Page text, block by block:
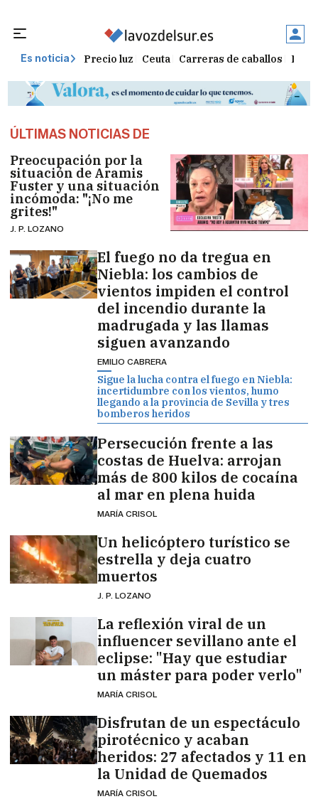
Es noticia Precio luz Ceuta Carreras de caballos
ÚLTIMAS NOTICIAS DE
Preocupación por la
situación de Aramis
Fuster y una situación
incómoda: "¡No me
grites!"
J. P. LOZANO
El fuego no da tregua en
Niebla: los cambios de
vientos impiden el control
del incendio durante la
madrugada y las llamas
siguen avanzando
EMILIO CABRERA
Sigue la lucha contra el fuego en Niebla:
incertidumbre con los vientos, humo
llegando a la provincia de Sevilla y tres
bomberos heridos
Persecución frente a las
costas de Huelva: arrojan
más de 800 kilos de cocaína
al mar en plena huida
MARÍA CRISOL
Un helicóptero turístico se
estrella y deja cuatro
muertos
J. P. LOZANO
La reflexión viral de un
influencer sevillano ante el
eclipse: "Hay que estudiar
un máster para poder verlo"
MARÍA CRISOL
Disfrutan de un espectáculo
pirotécnico y acaban
heridos: 27 afectados y 11 en
la Unidad de Quemados
MARÍA CRISOL